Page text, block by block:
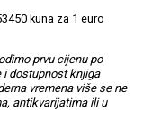
kuna za 1 euro
prvu cijenu po
i dostupnost knjiga
vremena više se ne
antikvarijatima ili u